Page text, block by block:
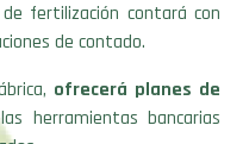
fertilización contará con
de contado.
ofrecerá planes de
herramientas bancarias